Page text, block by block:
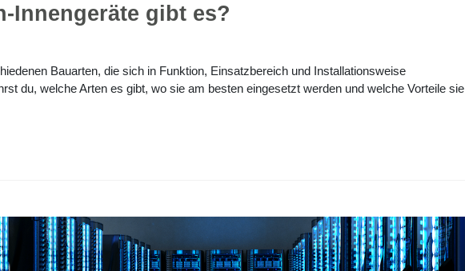
Innengeräte gibt es?
Bauarten, die sich in Funktion, Einsatzbereich und Installationsweise
du, welche Arten es gibt, wo sie am besten eingesetzt werden und welche Vorteile sie